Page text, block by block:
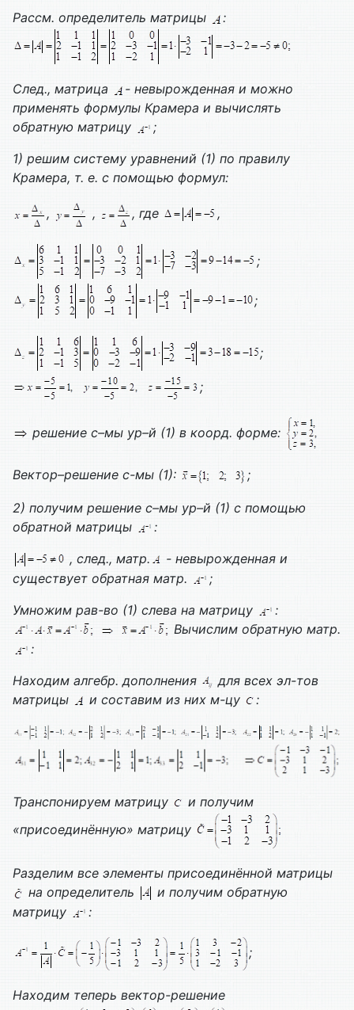
Рассм. определитель матрицы :
След., матрица
- невырожденная и можно
применять формулы Крамера и вычислять
обратную матрицу
;
1) решим систему уравнений (1) по правилу
Крамера, т. е. с помощью формул:
, , , где ,
;
;
;
;
решение с–мы ур–й (1) в коорд. форме:
Вектор–решение с-мы (1): ;
2) получим решение с–мы ур–й (1) с помощью
обратной матрицы
:
, след., матр.
- невырожденная и
существует обратная матр.
;
Умножим рав-во (1) слева на матрицу
:
Вычислим обратную матр.
:
Находим алгебр. дополнения
для всех эл-тов
матрицы
и составим из них м-цу :
Транспонируем матрицу
и получим
«присоединённую» матрицу
Разделим все элементы присоединённой матрицы
на определитель
и получим обратную
матрицу
:
;
Находим теперь вектор-решение